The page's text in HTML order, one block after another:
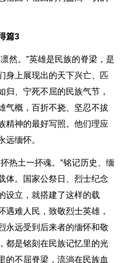
篇3
然。”英雄是民族的脊梁，是
身上展现出的天下兴亡、匹
归、宁死不屈的民族气节，
气概，百折不挠、坚忍不拔
精神的最好写照。他们理应
远缅怀。
热土一抔魂。”铭记历史、缅
体。国家公祭日、烈士纪念
设立，就搭建了这样的载
遇难人民，致敬烈士英雄，
永远受到后来者的缅怀和敬
都是铭刻在民族记忆里的光
的不屈脊梁，流淌在民族血